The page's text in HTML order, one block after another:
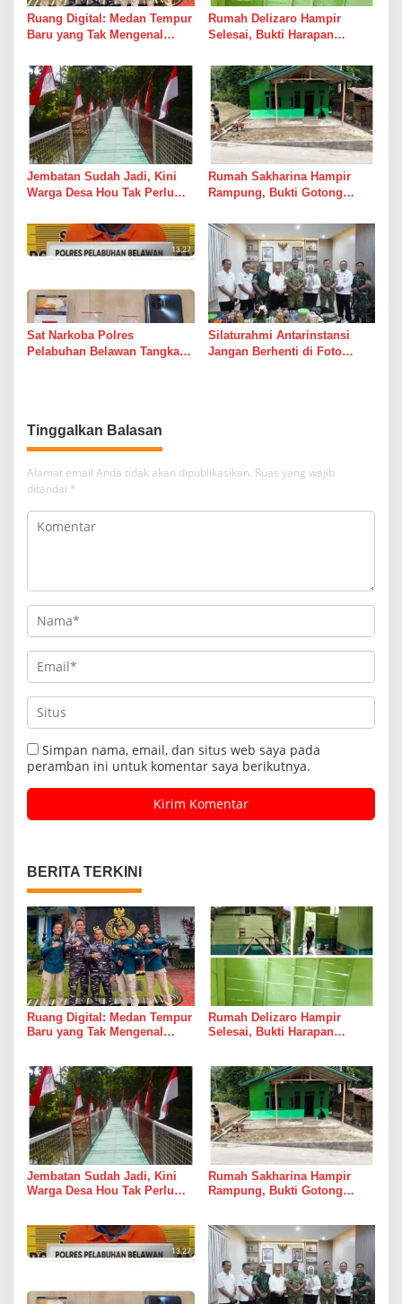
Ruang Digital: Medan Tempur
Baru yang Tak Mengenal
Rumah Delizaro Hampir
Selesai, Bukti Harapan
Suara Palu dan Semen
Jembatan Sudah Jadi, Kini
Warga Desa Hou Tak Perlu
Sungai
Rumah Sakharina Hampir
Rampung, Bukti Gotong
dari Janji Banyak Orang
Sat Narkoba Polres
Pelabuhan Belawan Tangkap
Silaturahmi Antarinstansi
Jangan Berhenti di Foto
Tinggalkan Balasan
Alamat email Anda tidak akan dipublikasikan. Ruas yang wajib
ditandai *
Simpan nama, email, dan situs web saya pada
peramban ini untuk komentar saya berikutnya.
BERITA TERKINI
Ruang Digital: Medan Tempur
Baru yang Tak Mengenal
Rumah Delizaro Hampir
Selesai, Bukti Harapan
Jembatan Sudah Jadi, Kini
Warga Desa Hou Tak Perlu
Rumah Sakharina Hampir
Rampung, Bukti Gotong